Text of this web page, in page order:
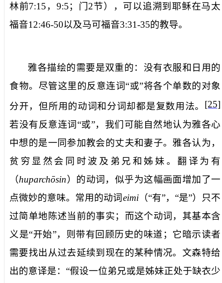
林前7:15 ， 9:5；门2节），可以追溯到耶稣在马太
福音12:46-50以及马可福音3:31-35的教导。
雅各描绘的需要是双重的： 没有衣服和日用的
食物。尽管这里的反意连词“或”将各个单数的对象
分开，但所用的动词和分词却都是复数用法。 [25]
若没有反意连词“或”，我们可能自然地认为雅各心
中想的是一同参加教会的丈夫和妻子。雅各认为，
贫穷显然会同时波及弟兄和姊妹。翻译为 有
（huparchōsin）的动词，似乎为这幅画面增加了一
点微妙的意味。常用的动词eimi（“有”，“是”）只不
过简单地陈述当前的事实；而这个动词，其基本含
义是“开始”，则带有回顾历史的味道；它暗示读者
需要找出从过去延续到现在的某种情况。文森特给
出的意译是：“假设一位弟兄或是姊妹正处于缺衣少